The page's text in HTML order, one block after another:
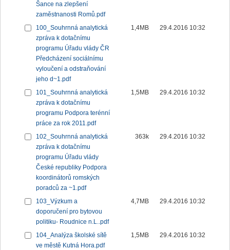
Šance na zlepšení
zaměstnanosti Romů.pdf
100_Souhrnná analytická
zpráva k dotačnímu
programu Úřadu vlády ČR
Předcházení sociálnímu
vyloučení a odstraňování
jeho d~1.pdf
1,4MB 29.4.2016 10:32
101_Souhrnná analytická
zpráva k dotačnímu
programu Podpora terénní
práce za rok 2011.pdf
1,5MB 29.4.2016 10:32
102_Souhrnná analytická
zpráva k dotačnímu
programu Úřadu vlády
České republiky Podpora
koordinátorů romských
poradců za ~1.pdf
363k 29.4.2016 10:32
103_Výzkum a
doporučení pro bytovou
politiku- Roudnice n.L..pdf
4,7MB 29.4.2016 10:32
104_Analýza školské sítě
ve městě Kutná Hora.pdf
1,5MB 29.4.2016 10:32